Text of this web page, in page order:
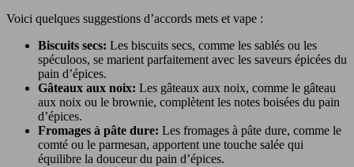
Voici quelques suggestions d’accords mets et vape :
Biscuits secs: Les biscuits secs, comme les sablés ou les
spéculoos, se marient parfaitement avec les saveurs épicées du
pain d’épices.
Gâteaux aux noix: Les gâteaux aux noix, comme le gâteau
aux noix ou le brownie, complètent les notes boisées du pain
d’épices.
Fromages à pâte dure: Les fromages à pâte dure, comme le
comté ou le parmesan, apportent une touche salée qui
équilibre la douceur du pain d’épices.